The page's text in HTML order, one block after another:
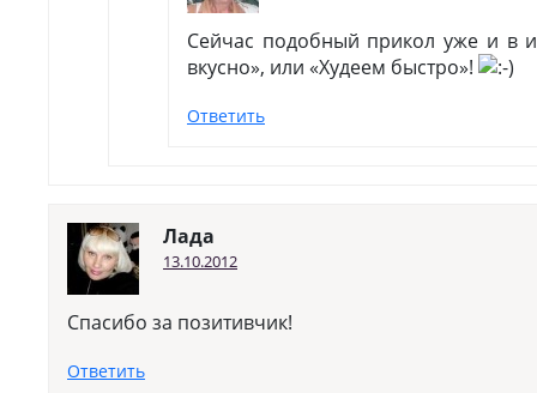
Сейчас подобный прикол уже и в
вкусно», или «Худеем быстро»!
Ответить
Лада
13.10.2012
Спасибо за позитивчик!
Ответить